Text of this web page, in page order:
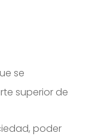
se
superior de
poder